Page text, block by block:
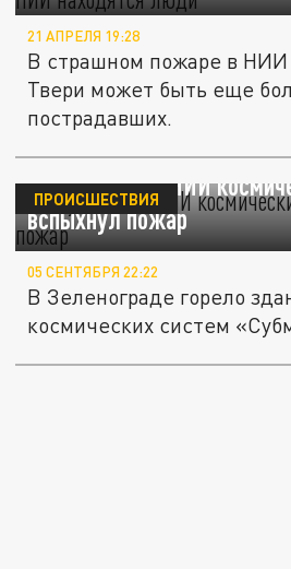
21 АПРЕЛЯ 19:28
В страшном пожаре в
Твери может быть еще
пострадавших.
В опустевшем НИИ
вспыхнул пожар
ПРОИСШЕСТВИЯ
05 СЕНТЯБРЯ 22:22
В Зеленограде горело
космических систем